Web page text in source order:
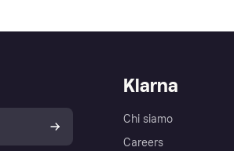
Klarna
Chi siamo
Careers